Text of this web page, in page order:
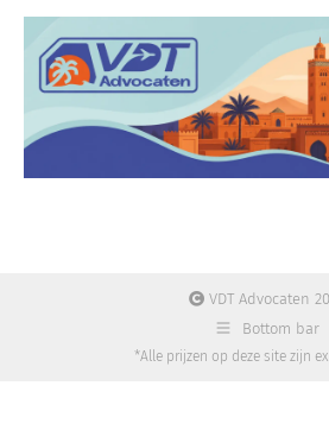
VDT Advocaten
Bottom bar
*Alle prijzen op deze site zijn